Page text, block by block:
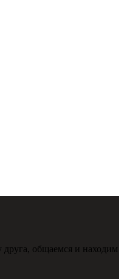
общаемся и находим